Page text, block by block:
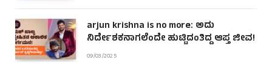
arjun krishna is no more: ಅದು
ನಿರ್ದೇಶಕನಾಗಲೆಂದೇ ಹುಟ್ಟಿದಂತಿದ್ದ ಆಪ್ತ ಜೀವ!
09/03/2025